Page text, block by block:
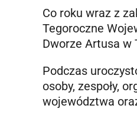
Co roku wraz z
Tegoroczne
Dworze Artusa w
Podczas
osoby, zespoły,
województwa